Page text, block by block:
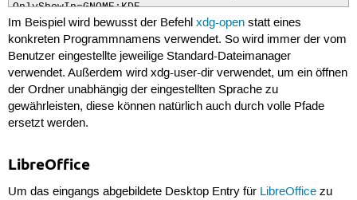
OnlyShowIn=GNOME;KDE
[Desktop Action OpenVideos]
Name=Öffne Eigene Videos
Exec=xdg-open $(xdg-user-dir VIDEOS)
OnlyShowIn=GNOME;KDE
Im Beispiel wird bewusst der Befehl xdg-openstatt eines
konkreten Programmnamens verwendet. So wird immer der vom
Benutzer eingestellte jeweilige Standard-Dateimanager
verwendet. Außerdem wird xdg-user-dir verwendet, um ein öffnen
der Ordner unabhängig der eingestellten Sprache zu
gewährleisten, diese können natürlich auch durch volle Pfade
ersetzt werden.
LibreOffice
Um das eingangs abgebildete Desktop Entry für LibreOfficezu